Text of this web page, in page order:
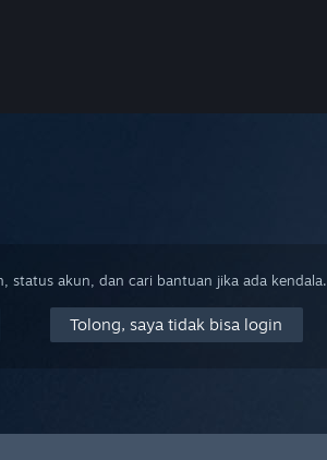
status akun, dan cari bantuan jika ada kendala.
Tolong, saya tidak bisa login